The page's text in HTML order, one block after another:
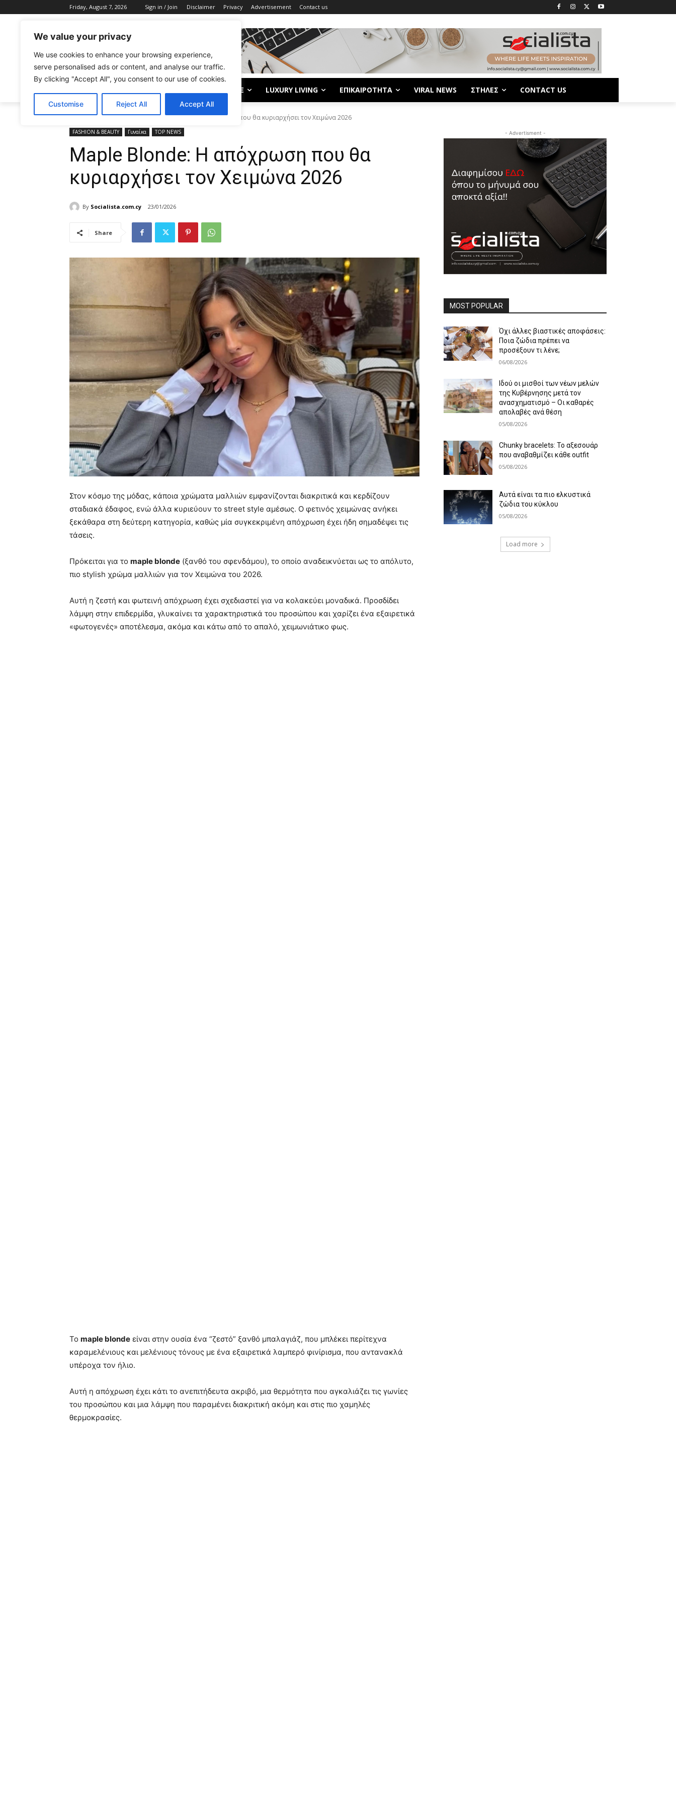
We value your privacy
We use cookies to enhance your browsing experience,
serve personalised ads or content, and analyse our traffic.
By clicking "Accept All", you consent to our use of cookies.
Customise Reject All Accept All
Friday, August 7, 2026 Sign in / Join Disclaimer Privacy Advertisement Contact us
LIFE LUXURY LIVING ΕΠΙΚΑΙΡΟΤΗΤΑ VIRAL NEWS ΣΤΗΛΕΣ CONTACT US
Home FASHION & BEAUTY Maple Blonde: Η απόχρωση που θα κυριαρχήσει τον Χειμώνα 2026
FASHION & BEAUTY Γυναίκα TOP NEWS
Maple Blonde: Η απόχρωση που θα
κυριαρχήσει τον Χειμώνα 2026
By Socialista.com.cy 23/01/2026
Share
Στον κόσμο της μόδας, κάποια χρώματα μαλλιών εμφανίζονται διακριτικά και κερδίζουν
σταδιακά έδαφος, ενώ άλλα κυριεύουν το street style αμέσως. Ο φετινός χειμώνας ανήκει
ξεκάθαρα στη δεύτερη κατηγορία, καθώς μία συγκεκριμένη απόχρωση έχει ήδη σημαδέψει τις
τάσεις.
Πρόκειται για το maple blonde (ξανθό του σφενδάμου), το οποίο αναδεικνύεται ως το απόλυτο,
πιο stylish χρώμα μαλλιών για τον Χειμώνα του 2026.
Αυτή η ζεστή και φωτεινή απόχρωση έχει σχεδιαστεί για να κολακεύει μοναδικά. Προσδίδει
λάμψη στην επιδερμίδα, γλυκαίνει τα χαρακτηριστικά του προσώπου και χαρίζει ένα εξαιρετικά
«φωτογενές» αποτέλεσμα, ακόμα και κάτω από το απαλό, χειμωνιάτικο φως.
Το maple blonde είναι στην ουσία ένα “ζεστό” ξανθό μπαλαγιάζ, που μπλέκει περίτεχνα
καραμελένιους και μελένιους τόνους με ένα εξαιρετικά λαμπερό φινίρισμα, που αντανακλά
υπέροχα τον ήλιο.
Αυτή η απόχρωση έχει κάτι το ανεπιτήδευτα ακριβό, μια θερμότητα που αγκαλιάζει τις γωνίες
του προσώπου και μια λάμψη που παραμένει διακριτική ακόμη και στις πιο χαμηλές
θερμοκρασίες.
- Advertisment -
MOST POPULAR
Όχι άλλες βιαστικές αποφάσεις:
Ποια ζώδια πρέπει να
προσέξουν τι λένε;
06/08/2026
Ιδού οι μισθοί των νέων μελών
της Κυβέρνησης μετά τον
ανασχηματισμό – Οι καθαρές
απολαβές ανά θέση
05/08/2026
Chunky bracelets: Το αξεσουάρ
που αναβαθμίζει κάθε outfit
05/08/2026
Αυτά είναι τα πιο ελκυστικά
ζώδια του κύκλου
05/08/2026
Load more